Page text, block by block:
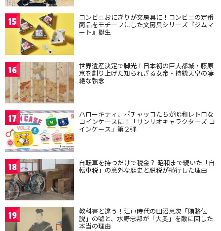
15 コンビニおにぎりが文房具に！コンビニの定番
商品をモチーフにした文房具シリーズ『ジムマ
ート』誕生
16 世界遺産決定で脚光！日本初の巨大都城・藤原
京を創り上げた知られざる女帝・持統天皇の凄
絶な執念
17 ハローキティ、ポチャッコたちが昭和レトロな
コインケースに！「サンリオキャラクターズ コ
インケース」第２弾
18 自転車を持つだけで税金？ 昭和まで続いた「自
転車税」の意外な歴史と脱税が横行した理由
19 教科書と違う！江戸時代の田沼意次「賄賂伝
説」の嘘と、水野忠邦が「大奥」を敵に回した
本当の理由